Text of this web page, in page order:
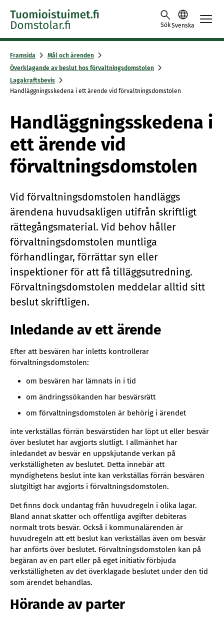
Skip to content -saavutettavuusohje
SökSvenska
Framsida
Mål och ärenden
Överklagande av beslut hos förvaltningsdomstolen
Lagakraftsbevis
Handläggningsskedena i ett ärende vid förvaltningsdomstolen
Handläggningsskedena i
ett ärende vid
förvaltningsdomstolen
Vid förvaltningsdomstolen handläggs
ärendena huvudsakligen utifrån skriftligt
rättegångsmaterial. Vid behov håller
förvaltningsdomstolen muntliga
förhandlingar, förrättar syn eller
inspektioner för att få tilläggsutredning.
Förvaltningsdomstolen meddelar alltid sitt
beslut skriftligen.
Inledande av ett ärende
Efter att besvären har inletts kontrollerar
förvaltningsdomstolen:
om besvären har lämnats in i tid
om ändringssökanden har besvärsrätt
om förvaltningsdomstolen är behörig i ärendet
inte verkställas förrän besvärstiden har löpt ut eller besvär
över beslutet har avgjorts slutligt. I allmänhet har
inledandet av besvär en uppskjutande verkan på
verkställigheten av beslutet. Detta innebär att
myndighetens beslut inte kan verkställas förrän besvären
slutgiltigt har avgjorts i förvaltningsdomstolen.
Det finns dock undantag från huvudregeln i olika lagar.
Bland annat skatter och offentliga avgifter debiteras
normalt trots besvär. Också i kommunalärenden är
huvudregeln att ett beslut kan verkställas även om besvär
har anförts över beslutet. Förvaltningsdomstolen kan på
begäran av en part eller på eget initiativ förbjuda
verkställigheten av det överklagade beslutet under den tid
som ärendet behandlas.
Hörande av parter